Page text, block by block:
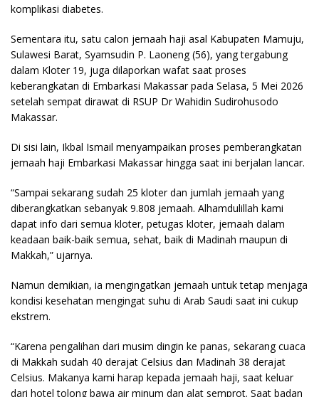
komplikasi diabetes.
Sementara itu, satu calon jemaah haji asal Kabupaten Mamuju,
Sulawesi Barat, Syamsudin P. Laoneng (56), yang tergabung
dalam Kloter 19, juga dilaporkan wafat saat proses
keberangkatan di Embarkasi Makassar pada Selasa, 5 Mei 2026
setelah sempat dirawat di RSUP Dr Wahidin Sudirohusodo
Makassar.
Di sisi lain, Ikbal Ismail menyampaikan proses pemberangkatan
jemaah haji Embarkasi Makassar hingga saat ini berjalan lancar.
“Sampai sekarang sudah 25 kloter dan jumlah jemaah yang
diberangkatkan sebanyak 9.808 jemaah. Alhamdulillah kami
dapat info dari semua kloter, petugas kloter, jemaah dalam
keadaan baik-baik semua, sehat, baik di Madinah maupun di
Makkah,” ujarnya.
Namun demikian, ia mengingatkan jemaah untuk tetap menjaga
kondisi kesehatan mengingat suhu di Arab Saudi saat ini cukup
ekstrem.
“Karena pengalihan dari musim dingin ke panas, sekarang cuaca
di Makkah sudah 40 derajat Celsius dan Madinah 38 derajat
Celsius. Makanya kami harap kepada jemaah haji, saat keluar
dari hotel tolong bawa air minum dan alat semprot. Saat badan